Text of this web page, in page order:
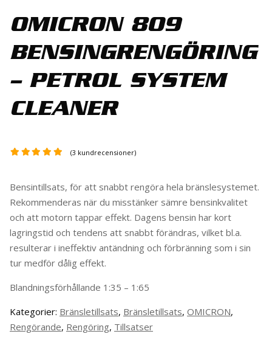
OMICRON 809
BENSINGRENGÖRING
– PETROL SYSTEM
CLEANER
(3 kundrecensioner)
Bensintillsats, för att snabbt rengöra hela bränslesystemet.
Rekommenderas när du misstänker sämre bensinkvalitet
och att motorn tappar effekt. Dagens bensin har kort
lagringstid och ten­dens att snabbt förändras, vilket bl.a.
resulterar i ineffektiv antändning och förbränning som i sin
tur medför dålig effekt.
Blandningsförhållande 1:35 – 1:65
Kategorier: Bränsletillsats, Bränsletillsats, OMICRON,
Rengörande, Rengöring, Tillsatser